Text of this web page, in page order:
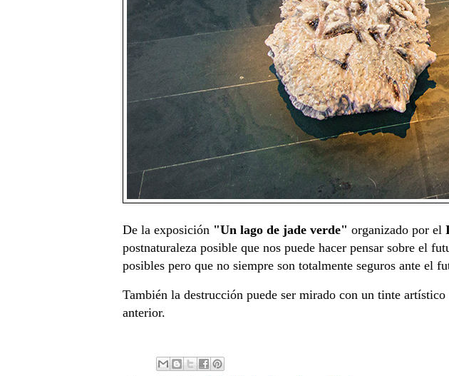
De la exposición "Un lago de jade verde" organizado por el
postnaturaleza posible que nos puede hacer pensar sobre el
posibles pero que no siempre son totalmente seguros ante el
También la destrucción puede ser mirado con un tinte
anterior.